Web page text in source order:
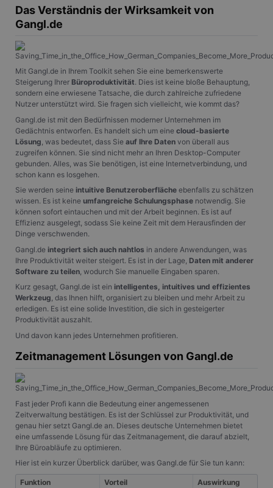
Das Verständnis der Wirksamkeit von
Gangl.de
Mit Gangl.de in Ihrem Toolkit sehen Sie eine bemerkenswerte
Steigerung Ihrer Büroproduktivität. Dies ist keine bloße Behauptung,
sondern eine erwiesene Tatsache, die durch zahlreiche zufriedene
Nutzer unterstützt wird. Sie fragen sich vielleicht, wie kommt das?
Gangl.de ist mit den Bedürfnissen moderner Unternehmen im
Gedächtnis entworfen. Es handelt sich um eine cloud-basierte
Lösung , was bedeutet, dass Sie auf Ihre Datenvon überall aus
zugreifen können. Sie sind nicht mehr an Ihren Desktop-Computer
gebunden. Alles, was Sie benötigen, ist eine Internetverbindung, und
schon kann es losgehen.
Sie werden seine intuitive Benutzeroberflächeebenfalls zu schätzen
wissen. Es ist keine umfangreiche Schulungsphasenotwendig. Sie
können sofort eintauchen und mit der Arbeit beginnen. Es ist auf
Effizienz ausgelegt, sodass Sie keine Zeit mit dem Herausfinden der
Dinge verschwenden.
Gangl.de integriert sich auch nahtlos in andere Anwendungen, was
Ihre Produktivität weiter steigert. Es ist in der Lage, Daten mit anderer
Software zu teilen, wodurch Sie manuelle Eingaben sparen.
Kurz gesagt, Gangl.de ist ein intelligentes, intuitives und effizientes
Werkzeug, das Ihnen hilft, organisiert zu bleiben und mehr Arbeit zu
erledigen. Es ist eine solide Investition, die sich in gesteigerter
Produktivität auszahlt.
Und davon kann jedes Unternehmen profitieren.
Zeitmanagement Lösungen von Gangl.de
Fast jeder Profi kann die Bedeutung einer angemessenen
Zeitverwaltung bestätigen. Es ist der Schlüssel zur Produktivität, und
genau hier setzt Gangl.de an. Dieses deutsche Unternehmen bietet
eine umfassende Lösung für das Zeitmanagement, die darauf abzielt,
Ihre Büroabläufe zu optimieren.
Hier ist ein kurzer Überblick darüber, was Gangl.de für Sie tun kann:
Funktion Vorteil Auswirkung